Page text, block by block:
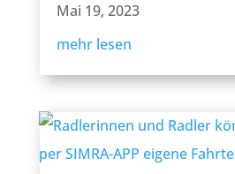
Mai 19, 2023
mehr lesen